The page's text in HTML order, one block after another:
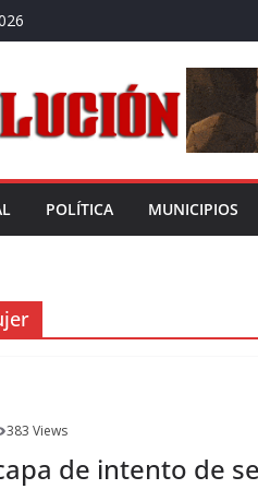
POLÍTICA MUNICIPIOS
383 Views
de intento de